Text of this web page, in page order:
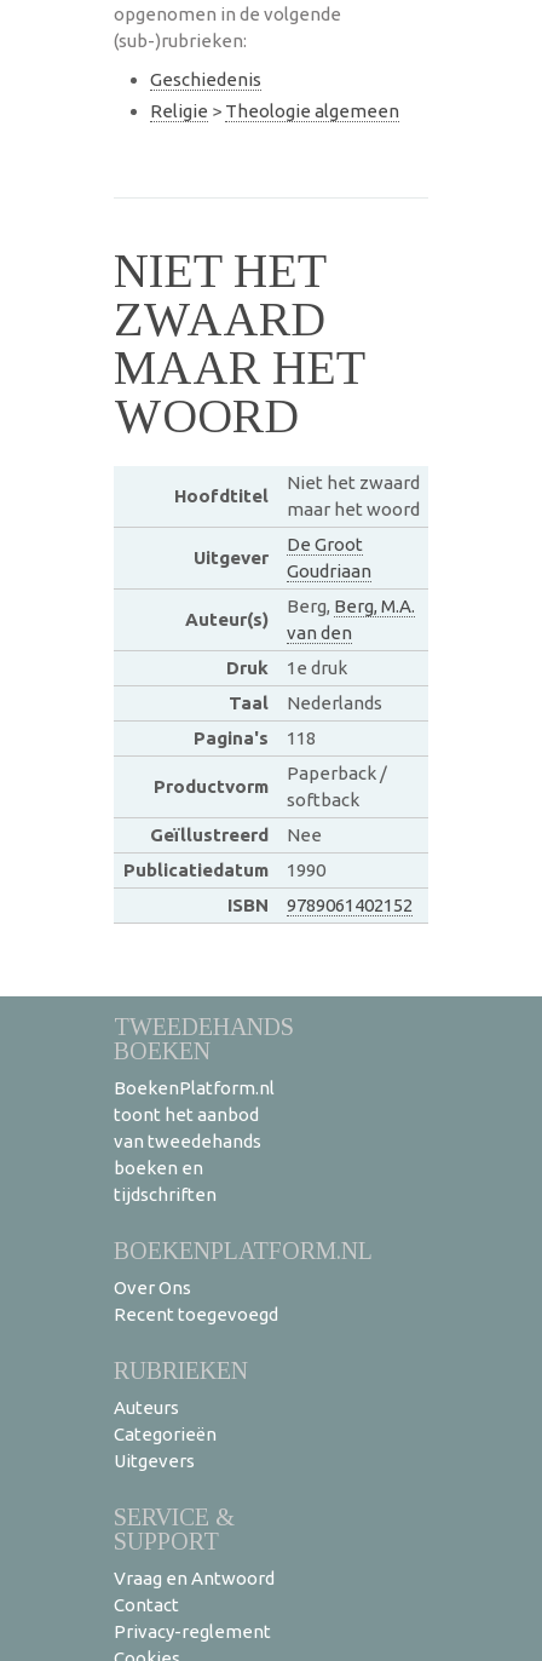
opgenomen in de volgende
(sub-)rubrieken:
Geschiedenis
Religie > Theologie algemeen
NIET HET
ZWAARD
MAAR HET
WOORD
Hoofdtitel
Niet het zwaard
maar het woord
Uitgever
De Groot
Goudriaan
Auteur(s)
Berg, Berg, M.A.
van den
Druk
1e druk
Taal
Nederlands
Pagina's
118
Productvorm
Paperback /
softback
Geïllustreerd
Nee
Publicatiedatum
1990
ISBN
9789061402152
TWEEDEHANDS
BOEKEN
BoekenPlatform.nl
toont het aanbod
van tweedehands
boeken en
tijdschriften
BOEKENPLATFORM.NL
Over Ons
Recent toegevoegd
RUBRIEKEN
Auteurs
Categorieën
Uitgevers
SERVICE &
SUPPORT
Vraag en Antwoord
Contact
Privacy-reglement